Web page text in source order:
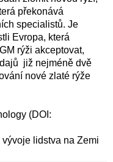
překonává
specialistů. Je
Evropa, která
rýži akceptovat,
již nejméně dvě
nové zlaté rýže
(DOI:
lidstva na Zemi